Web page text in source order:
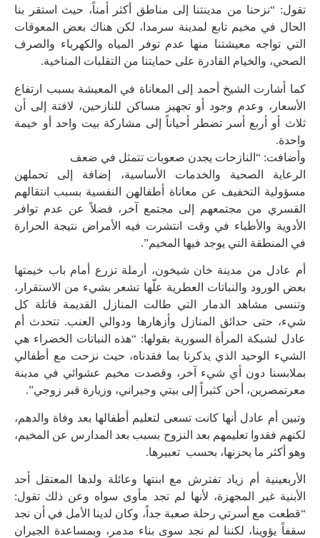
تقول: “ﻧﺰﺣﻨﺎ ﻣﻦ ﻣﺪينتنا ﺇﻟﻰ ﻣﻨﺎﻃﻖ أكثر ﺃﻣﻨﺎً، حيث ﺍﺳﺘﻘﺮ بنا
الحال ﻓﻲ مخيم تابع لمدينة سرمدا، ﻟﻜﻦ ﻫﻨﺎﻙ ﺑﻌﺾ ﺍﻟﻤﻌﻮﻗﺎﺕ
ﺍﻟﺘﻲ تواجه ﻣﻌﻴﺸﺘﻨﺎ منها ﻋﺪﻡ ﺗﻮﻓﺮ ﺍﻟﻤﻴﺎﻩ وﺍﻟﻜﻬﺮﺑﺎﺀ والصرف
الصحي، ﻭﺍلخيام القادرة على حمايتنا ﻣﻦ التقلباﺕ ﺍﻟﻤﻨﺎخية.
كما ﺃﺷﺎﺭﺕ الشيخ أحمد ﺇﻟﻰ ﺍﻟﻤﻌﺎﻧﺎﺓ ﻓﻲ ﺍﻟﻤﻌﻴﺸﺔ ﺑﺴﺒﺐ ﺍﺭﺗﻔﺎﻉ
ﺍﻷﺳﻌﺎﺭ، ﻭﻋﺪﻡ ﻭﺟﻮﺩ ﺃﻭ ﺗﺠﻬﻴﺰ ﻣﺴﺎكن ﻟﻠﻨﺎﺯﺣﻴﻦ، ﻻﻓﺘﺔ ﺇﻟﻰ ﺃﻥ
ﺛﻼﺙ ﺃﻭ ﺃﺭﺑﻊ ﺃﺳﺮ ﺗﻀﻄﺮ ﺃﺣﻴﺎﻧﺎً ﺇﻟﻰ ﻣﺸﺎﺭﻛﺔ ﺑﻴﺖ ﻭﺍﺣﺪ أو خيمة
واحدة.
ﻭأضافت: “ﺍﻟﻨﺎﺯﺣﺎﺕ ﻳﺠﺪﻥ ﺻﻌﻮﺑﺎﺕ ﺗﺘﻤﺜﻞ ﻓﻲ ﺿﻌﻒ
ﺍﻟﺮﻋﺎﻳﺔ ﺍﻟﺼﺤﻴﺔ ﻭﺍﻟﺨﺪﻣﺎﺕ ﺍﻷﺳﺎﺳﻴﺔ، ﺇﺿﺎﻓﺔ ﺇﻟﻰ ﺗﺤﻤﻠﻬﻦ
ﻣﺴﺆﻭﻟﻴﺔ ﺍﻟﺘﺨﻔﻴﻒ ﻋﻦ ﻣﻌﺎﻧﺎﺓ ﺃﻃﻔﺎﻟﻬﻦ ﺍﻟﻨﻔﺴﻴﺔ ﺑﺴﺒﺐ ﺍﻧﺘﻘﺎﻟﻬﻢ
ﺍﻟﻘﺴﺮﻱ ﻣﻦ ﻣﺠﺘﻤﻌﻬﻢ ﺇﻟﻰ ﻣﺠﺘﻤﻊ ﺁﺧﺮ، فضلاً عن ﻋﺪﻡ ﺗﻮﺍﻓﺮ
ﺍﻷﺩﻭﻳﺔ ﻭﺍﻷﻃﺒﺎﺀ ﻓﻲ ﻭﻗﺖ ﺍﻧﺘﺸﺮﺕ ﻓﻴﻪ ﺍﻷﻣﺮﺍﺽ ﻧﺘﻴﺠﺔ ﺍﻟﺤﺮﺍﺭﺓ
ﻓﻲ ﺍﻟﻤﻨﻄﻘﺔ ﺍﻟﺘﻲ ﻳﻮﺟﺪ ﻓﻴﻬﺎ ﺍﻟﻤﺨﻴﻢ”.
أم عادل ﻣﻦ مدينة خان شيخون، أرملة تزرع أمام باب خيمتها
بعض الورود والنباتات العطرية ﻋﻠّﻬﺎ تشعر بشيء من الاستقرار،
وتنسى ﻣﺸﺎﻫﺪ ﺍﻟﺪﻣﺎﺭ ﺍﻟﺘﻲ ﻃﺎﻟﺖ ﺍﻟﻤﻨﺎﺯﻝ ﺍﻟﻘﺪﻳﻤﺔ ﻗﺎﺗﻠﺔ ﻛﻞ
ﺷﻲﺀ، ﺣﺘﻰ ﺣﺪﺍﺋﻖ ﺍﻟﻤﻨﺎﺯﻝ ﻭﺃﺯﻫﺎﺭﻫﺎ ﻭﺩﻭﺍﻟﻲ ﺍلعنب. تتحدث أم
عادل لشبكة المرأة السورية بقولها: “هذه النباتات الخضراء هي
الشيء الوحيد الذي يذكرنا بما فقدناه، حيث نزحت ﻣﻊ أطفالي
ﺑﻤﻼبسنا ﺩﻭﻥ ﺃﻱ ﺷﻲﺀ ﺁﺧﺮ، ﻭقصدت مخيم عشوائي في مدينة
معرتمصرين، أحن كثيراً إلى بيتي وجيراني، وزيارة قبر زوجي”.
وتبين أم عادل أنها كانت تسعى لتعليم أطفالها بعد وفاة والدهم،
لكنهم فقدوا تعليمهم بعد النزوح بسبب بعد المدارس عن المخيم،
وهو أكثر ما يحزنها، بحسب تعبيرها.
ﺍﻷﺭبعينية أم زياد ﺗﻔﺘﺮﺵ ﻣﻊ ابنتها وعائلة ولدها المعتقل ﺃﺣﺪ
ﺍﻷﺑﻨﻴﺔ غير المجهزة، ﻷﻧﻬﺎ ﻟﻢ ﺗﺠﺪ ﻣﺄﻭﻯ سواه وعن ذلك تقول:
“ﻗﻄﻌﺖ مع أسرتي ﺭﺣﻠﺔ ﺻﻌﺒﺔ ﺟﺪﺍً، ﻭﻛﺎﻥ ﻟﺪﻳﻨﺎ ﺍﻷﻣﻞ ﻓﻲ ﺃﻥ ﻧﺠﺪ
ﺳﻘﻔﺎً ﻳﺆﻭﻳﻨﺎ، لكننا ﻟﻢ ﻧﺠﺪ ﺳﻮﻯ بناء مدمر، وبمساعدة ﺍﻟﺠﻴﺮﺍﻥ